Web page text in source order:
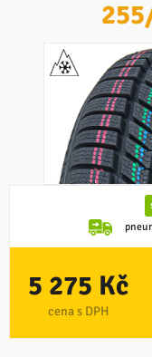
5 275 Kč
cena s DPH